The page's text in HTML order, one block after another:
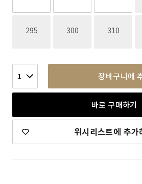
295재고없음 300재고없음 310재고없음
1 장바구니에
바로 구매하기
위시리스트에 추가